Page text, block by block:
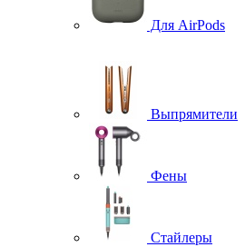
Для AirPods
Выпрямители
Фены
Стайлеры